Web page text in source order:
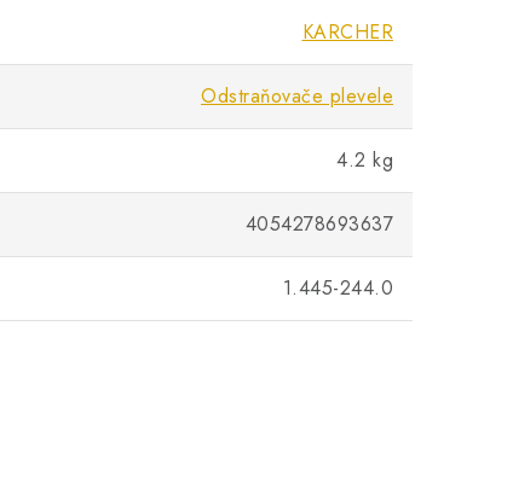
KARCHER
Odstraňovače plevele
4.2 kg
4054278693637
1.445-244.0